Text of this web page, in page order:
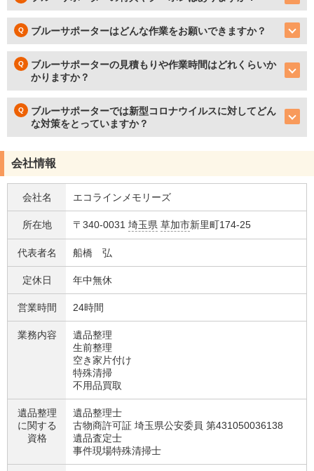
ブルーサポーターはどんな作業をお願いできますか？
ブルーサポーターの見積もりや作業時間はどれくらいか
かりますか？
ブルーサポーターでは新型コロナウイルスに対してどん
な対策をとっていますか？
会社情報
会社名 エコラインメモリーズ
所在地 〒340-0031 埼玉県 草加市新里町174-25
代表者名 船橋 弘
定休日 年中無休
営業時間 24時間
業務内容
遺品整理
生前整理
空き家片付け
特殊清掃
不用品買取
遺品整理
に関する
資格
遺品整理士
古物商許可証 埼玉県公安委員 第431050036138
遺品査定士
事件現場特殊清掃士